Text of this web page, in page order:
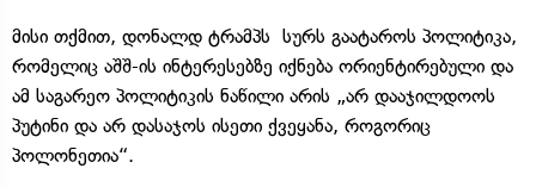
მისი თქმით, დონალდ ტრამპს სურს გაატაროს პოლიტიკა,
რომელიც აშშ-ის ინტერესებზე იქნება ორიენტირებული და
ამ საგარეო პოლიტიკის ნაწილი არის „არ დააჯილდოოს
პუტინი და არ დასაჯოს ისეთი ქვეყანა, როგორიც
პოლონეთია“.